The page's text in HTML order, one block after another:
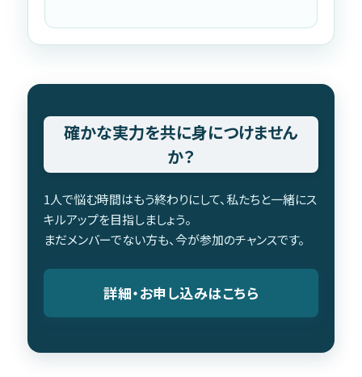
確かな実力を共に身につけません
か？
1人で悩む時間はもう終わりにして、私たちと一緒にス
キルアップを目指しましょう。
まだメンバーでない方も、今が参加のチャンスです。
詳細・お申し込みはこちら